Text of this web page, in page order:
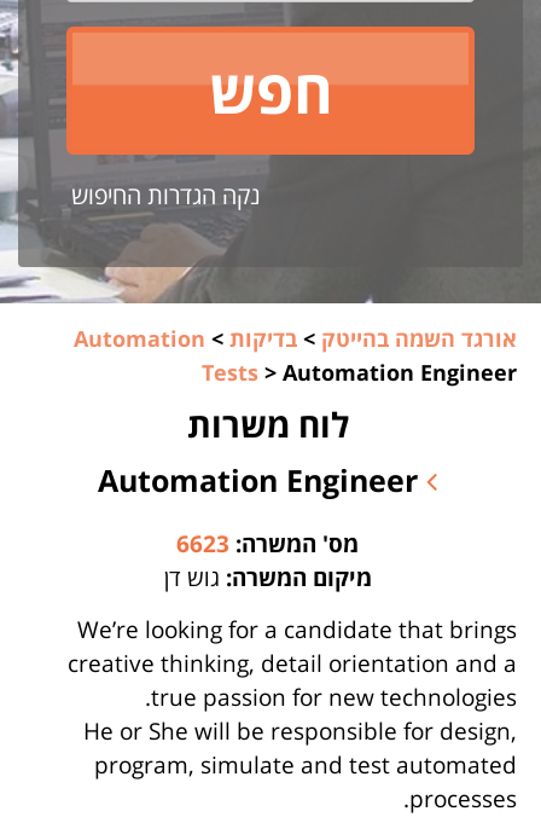
נקה הגדרות החיפוש
אורגד השמה בהייטק > בדיקות >
Automation
Tests > Automation Engineer
לוח משרות
מס' המשרה: 6623
מיקום המשרה: גוש דן
We’re looking for a candidate that brings
creative thinking, detail orientation and a
true passion for new technologies.
He or She will be responsible for design,
program, simulate and test automated
processes.